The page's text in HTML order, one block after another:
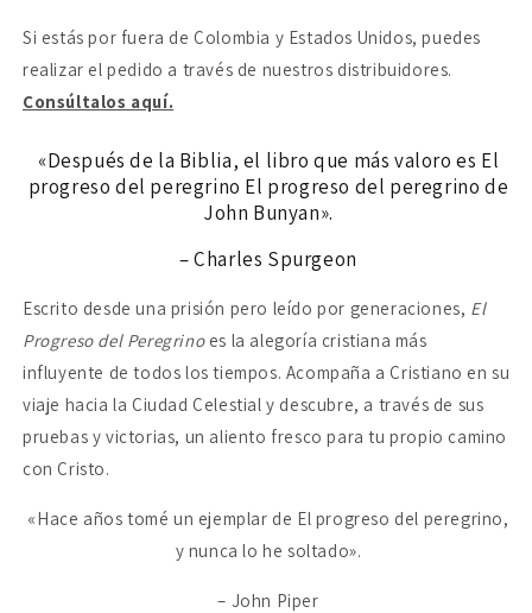
peregrino
peregrino
Si estás por fuera de Colombia y Estados Unidos, puedes
realizar el pedido a través de nuestros distribuidores.
Consúltalos aquí.
«Después de la Biblia, el libro que más valoro es El
progreso del peregrino El progreso del peregrino de
John Bunyan».
– Charles Spurgeon
Escrito desde una prisión pero leído por generaciones, El
Progreso del Peregrinoes la alegoría cristiana más
influyente de todos los tiempos. Acompaña a Cristiano en su
viaje hacia la Ciudad Celestial y descubre, a través de sus
pruebas y victorias, un aliento fresco para tu propio camino
con Cristo.
«Hace años tomé un ejemplar de El progreso del peregrino,
y nunca lo he soltado».
– John Piper